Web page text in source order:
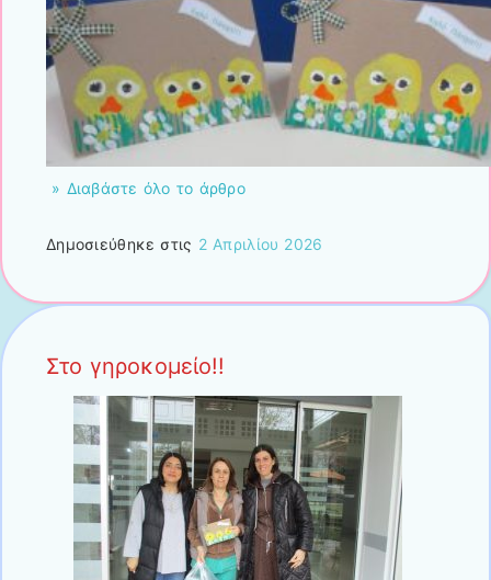
» Διαβάστε όλο το άρθρο
Δημοσιεύθηκε στις 2 Απριλίου 2026
Στο γηροκομείο!!